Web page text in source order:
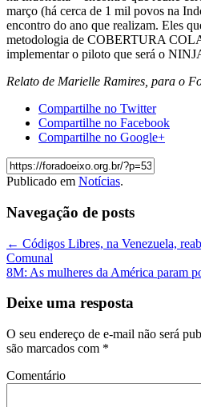
março (há cerca de 1 mil povos na
encontro do ano que realizam. Eles
metodologia de COBERTURA
implementar o piloto que será o
Relato de Marielle Ramires, para o
Compartilhe no Twitter
Compartilhe no Facebook
Compartilhe no Google+
Publicado em Notícias.
Navegação de posts
← Códigos Libres, na Venezuela,
Comunal
8M: As mulheres da América param
Deixe uma resposta
O seu endereço de e-mail não será
são marcados com *
Comentário